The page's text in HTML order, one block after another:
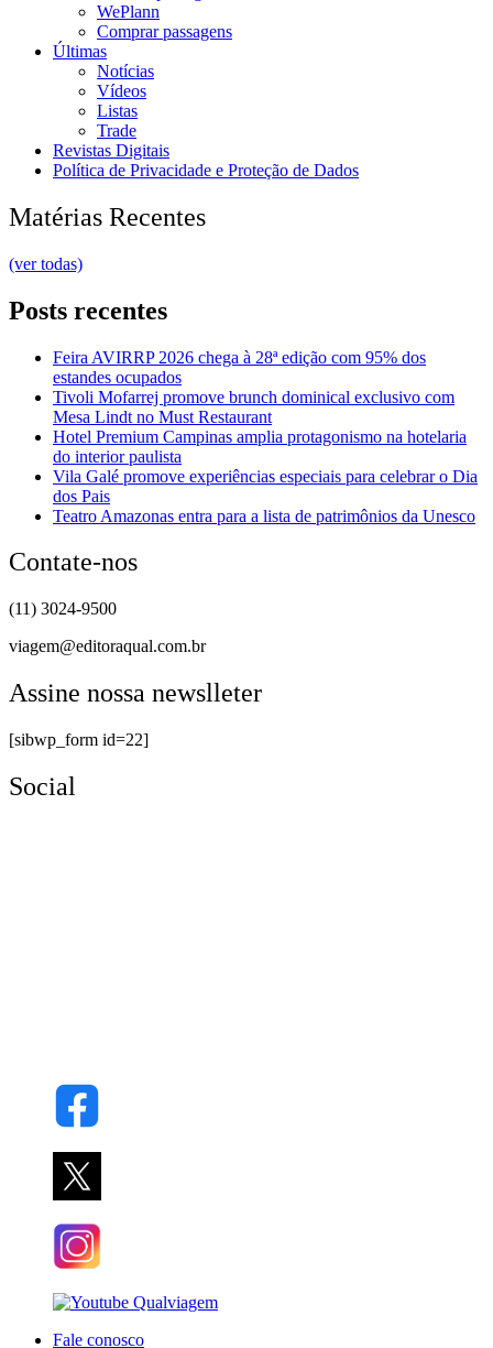
WePlann
Comprar passagens
Últimas
Notícias
Vídeos
Listas
Trade
Revistas Digitais
Política de Privacidade e Proteção de Dados
Matérias Recentes
(ver todas)
Posts recentes
Feira AVIRRP 2026 chega à 28ª edição com 95% dos
estandes ocupados
Tivoli Mofarrej promove brunch dominical exclusivo com
Mesa Lindt no Must Restaurant
Hotel Premium Campinas amplia protagonismo na hotelaria
do interior paulista
Vila Galé promove experiências especiais para celebrar o Dia
dos Pais
Teatro Amazonas entra para a lista de patrimônios da Unesco
Contate-nos
(11) 3024-9500
viagem@editoraqual.com.br
Assine nossa newslleter
[sibwp_form id=22]
Social
Fale conosco